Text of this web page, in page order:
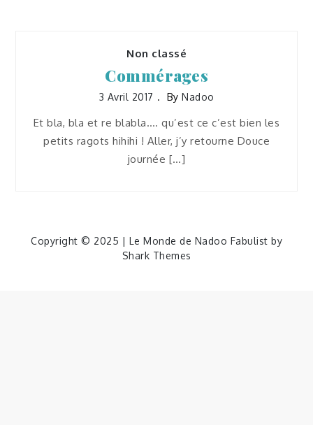
Non classé
Commérages
3 Avril 2017 By Nadoo
Et bla, bla et re blabla…. qu’est ce c’est bien les
petits ragots hihihi ! Aller, j’y retourne Douce
journée […]
Copyright © 2025 | Le Monde de Nadoo Fabulist by
Shark Themes